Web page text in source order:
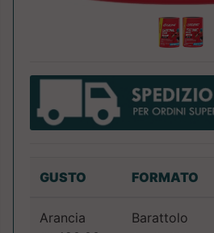
GUSTO FORMATO
Arancia
Barattolo